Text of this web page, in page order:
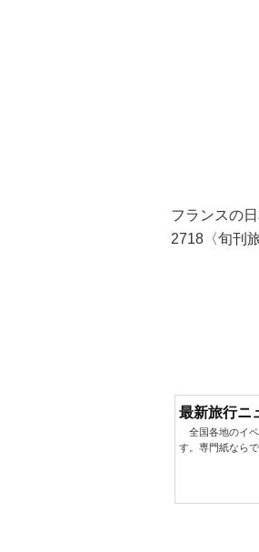
フランスの
2718〈旬刊
最新旅行ニ
全国各地のイベ
す。専門紙なら